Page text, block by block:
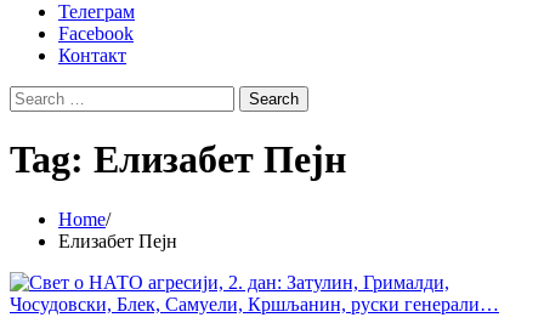
Телеграм
Facebook
Контакт
Search
for:
Tag: Елизабет Пејн
Home
Елизабет Пејн